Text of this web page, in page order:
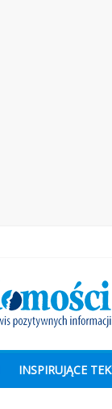
INSPIRUJĄCE